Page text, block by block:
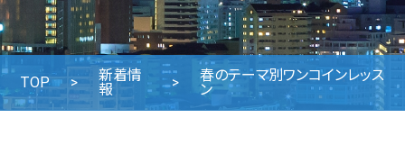
TOP
新着情
報
春のテーマ別ワンコインレッス
ン